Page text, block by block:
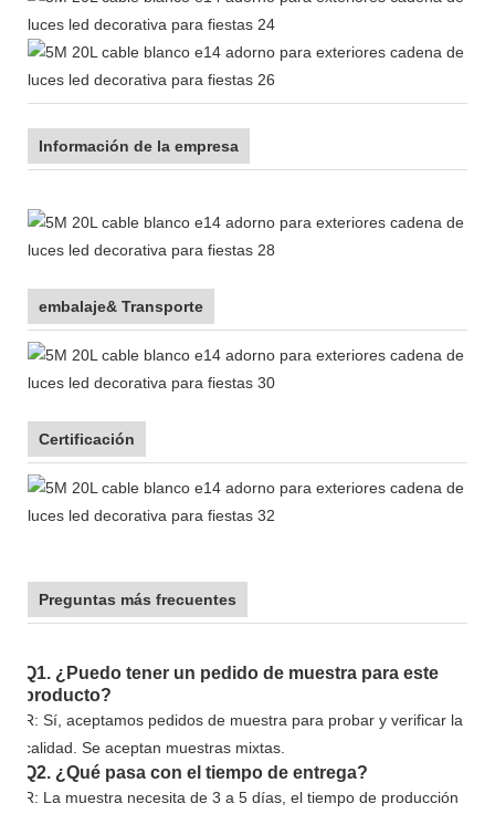
Información de la empresa
embalaje& Transporte
Certificación
Preguntas más frecuentes
Q1. ¿Puedo tener un pedido de muestra para este
producto?
R: Sí, aceptamos pedidos de muestra para probar y verificar la
calidad. Se aceptan muestras mixtas.
Q2. ¿Qué pasa con el tiempo de entrega?
R: La muestra necesita de 3 a 5 días, el tiempo de producción